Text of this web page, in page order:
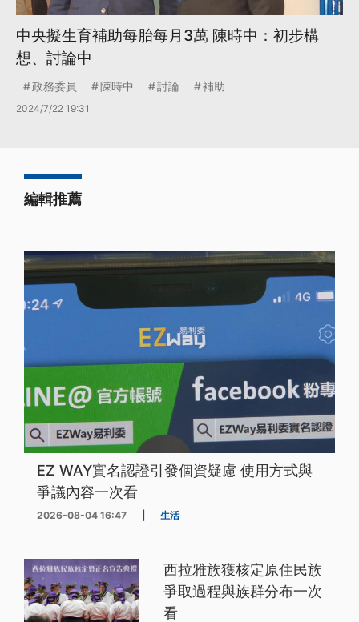
中央擬生育補助每胎每月3萬 陳時中：初步構
想、討論中
政務委員 陳時中 討論 補助
2024/7/22 19:31
編輯推薦
EZ WAY實名認證引發個資疑慮 使用方式與
爭議內容一次看
2026-08-04 16:47 生活
西拉雅族獲核定原住民族
爭取過程與族群分布一次
看